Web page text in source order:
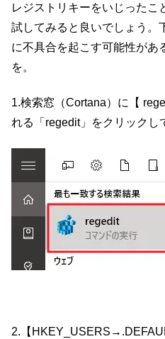
レジストリキーをいじったこ
試してみると良いでしょう。
に不具合を起こす可能性があ
を。
1.検索窓（Cortana）に【
れる「regedit」をクリックし
2.【